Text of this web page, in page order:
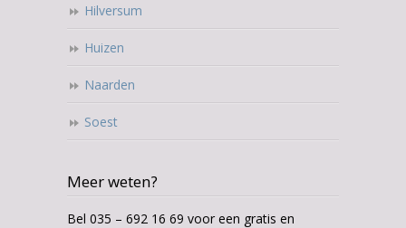
Hilversum
Huizen
Naarden
Soest
Meer weten?
Bel 035 – 692 16 69 voor een gratis en